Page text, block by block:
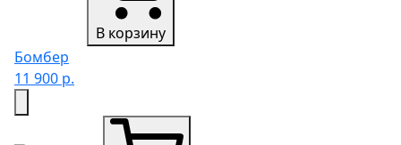
В корзину
Бомбер
11 900 р.